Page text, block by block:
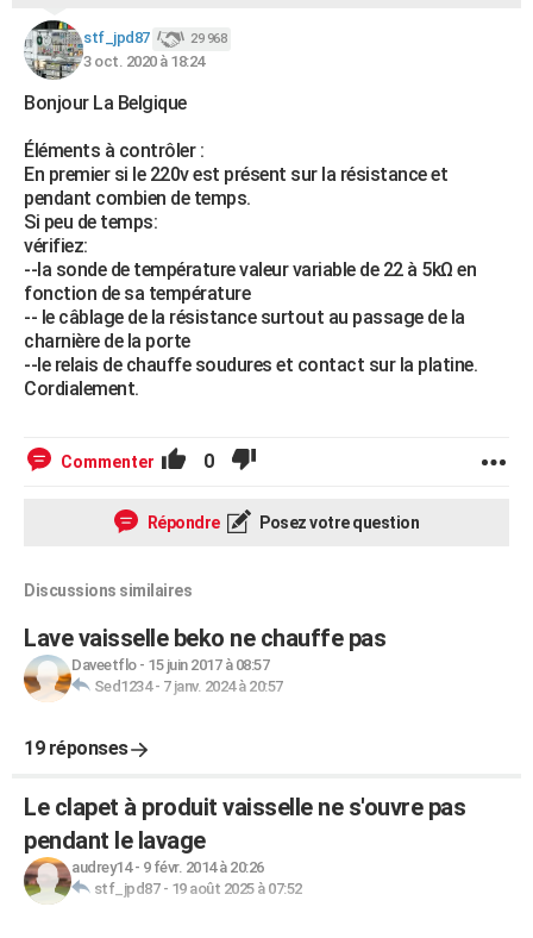
stf_jpd87 29 968
3 oct. 2020 à 18:24
Bonjour La Belgique
Éléments à contrôler :
En premier si le 220v est présent sur la résistance et
pendant combien de temps.
Si peu de temps:
vérifiez:
--la sonde de température valeur variable de 22 à 5kΩ en
fonction de sa température
-- le câblage de la résistance surtout au passage de la
charnière de la porte
--le relais de chauffe soudures et contact sur la platine.
Cordialement.
Commenter 0
Répondre Posez votre question
Discussions similaires
Lave vaisselle beko ne chauffe pas
Daveetflo- 15 juin 2017 à 08:57
Sed1234- 7 janv. 2024 à 20:57
19 réponses
Le clapet à produit vaisselle ne s'ouvre pas
pendant le lavage
audrey14- 9 févr. 2014 à 20:26
stf_jpd87- 19 août 2025 à 07:52